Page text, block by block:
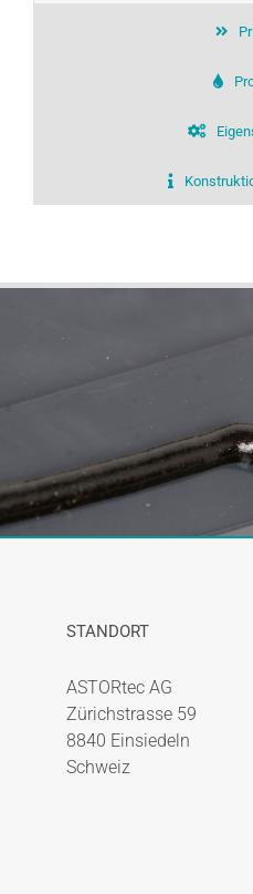
STANDORT
ASTORtec AG
Zürichstrasse 59
8840 Einsiedeln
Schweiz